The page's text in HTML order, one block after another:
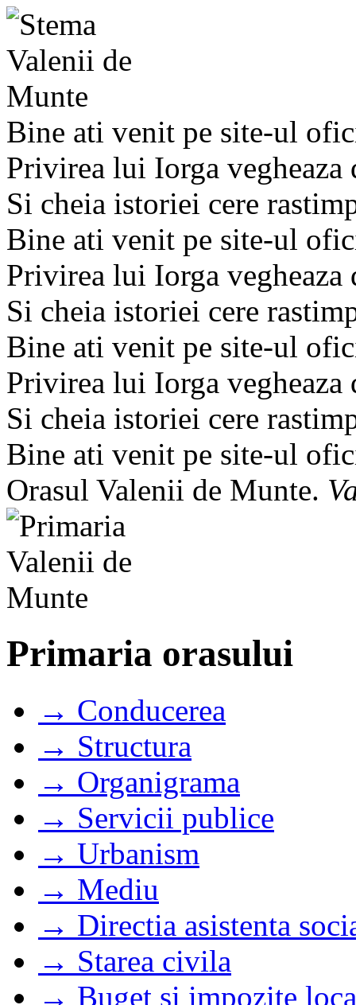
Bine ati venit pe site-ul
Privirea lui Iorga
Si cheia istoriei cere
Bine ati venit pe site-ul
Privirea lui Iorga
Si cheia istoriei cere
Bine ati venit pe site-ul
Privirea lui Iorga
Si cheia istoriei cere
Bine ati venit pe site-ul
Orasul Valenii de Munte.
Primaria orasului
→ Conducerea
→ Structura
→ Organigrama
→ Servicii publice
→ Urbanism
→ Mediu
→ Directia asistenta
→ Starea civila
→ Buget si impozite